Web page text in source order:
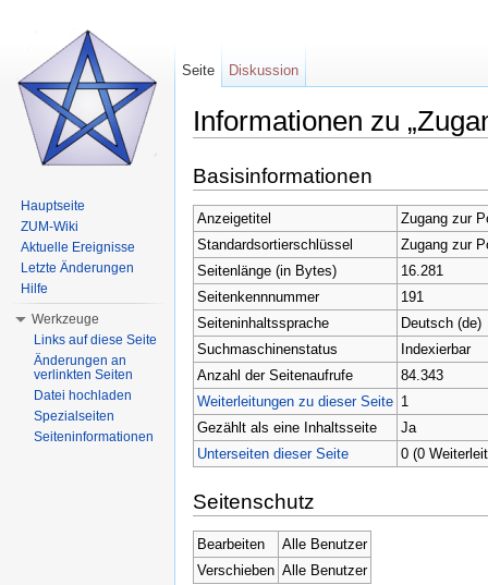
Informationen zu
Basisinformationen
Anzeigetitel
Zugang zur
Standardsortierschlüssel
Zugang zur
Seitenlänge (in Bytes)
16.281
Seitenkennnummer
191
Seiteninhaltssprache
Deutsch (de)
Suchmaschinenstatus
Indexierbar
Anzahl der Seitenaufrufe
84.343
Weiterleitungen zu dieser Seite 1
Gezählt als eine Inhaltsseite
Ja
Unterseiten dieser Seite
0 (0
Seitenschutz
Bearbeiten
Alle Benutzer
Verschieben Alle Benutzer
Seite Diskussion
Hauptseite
ZUM-Wiki
Aktuelle Ereignisse
Letzte Änderungen
Hilfe
Werkzeuge
Links auf diese Seite
Änderungen an
verlinkten Seiten
Datei hochladen
Spezialseiten
Seiteninformationen